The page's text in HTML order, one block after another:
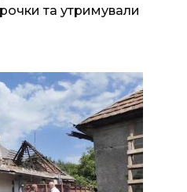
та утримували